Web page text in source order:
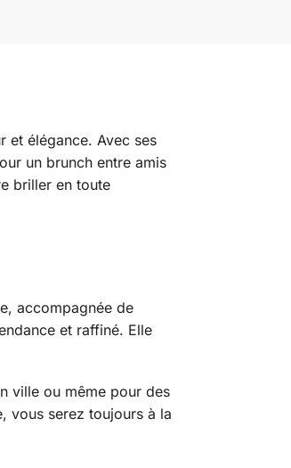
et élégance. Avec ses
un brunch entre amis
briller en toute
accompagnée de
et raffiné. Elle
ville ou même pour des
vous serez toujours à la